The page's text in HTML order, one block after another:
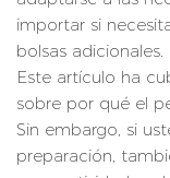
importar si
bolsas adicionales.
Este artículo ha
sobre por qué el
Sin embargo, si
preparación,